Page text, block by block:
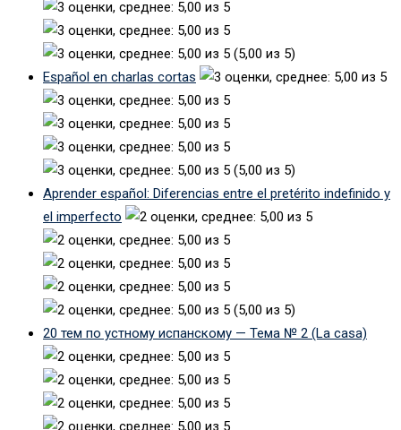
(5,00 из 5)
Español en charlas cortas
(5,00 из 5)
Aprender español: Diferencias entre el pretérito indefinido y
el imperfecto
(5,00 из 5)
20 тем по устному испанскому — Тема № 2 (La casa)